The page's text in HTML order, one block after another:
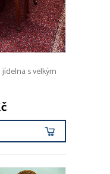
s velkým